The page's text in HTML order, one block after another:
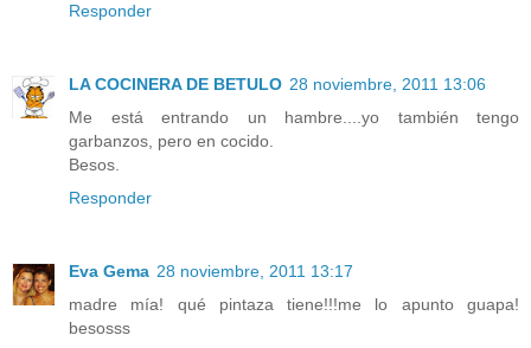
Responder
LA COCINERA DE BETULO 28 noviembre, 2011 13:06
Me está entrando un hambre....yo también tengo
garbanzos, pero en cocido.
Besos.
Responder
Eva Gema 28 noviembre, 2011 13:17
madre mía! qué pintaza tiene!!!me lo apunto guapa!
besosss